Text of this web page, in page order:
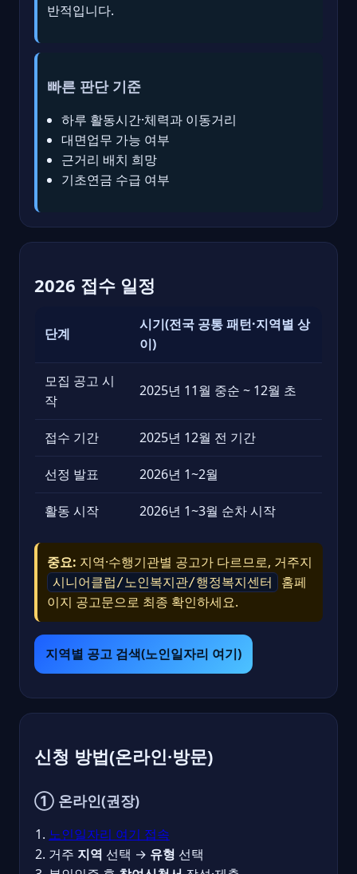
반적입니다.
빠른 판단 기준
하루 활동시간·체력과 이동거리
대면업무 가능 여부
근거리 배치 희망
기초연금 수급 여부
2026 접수 일정
단계
시기(전국 공통 패턴·지역별 상
이)
모집 공고 시
작
2025년 11월 중순 ~ 12월 초
접수 기간 2025년 12월 전 기간
선정 발표 2026년 1~2월
활동 시작 2026년 1~3월 순차 시작
중요: 지역·수행기관별 공고가 다르므로, 거주지
시니어클럽/노인복지관/행정복지센터
홈페
이지 공고문으로 최종 확인하세요.
지역별 공고 검색(노인일자리 여기)
신청 방법(온라인·방문)
① 온라인(권장)
노인일자리 여기 접속
거주 지역 선택 → 유형 선택